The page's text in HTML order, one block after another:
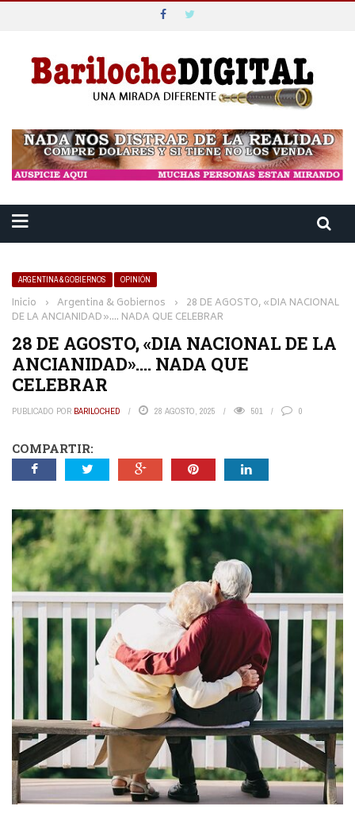
ARGENTINA & GOBIERNOS OPINIÓN
Inicio › Argentina & Gobiernos › 28 DE AGOSTO, «DIA NACIONAL
DE LA ANCIANIDAD»…. NADA QUE CELEBRAR
28 DE AGOSTO, «DIA NACIONAL DE LA
ANCIANIDAD»…. NADA QUE
CELEBRAR
PUBLICADO POR BARILOCHED 28 AGOSTO, 2025 501 0
COMPARTIR: